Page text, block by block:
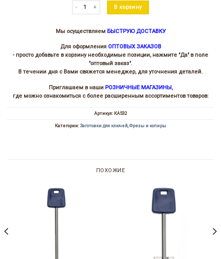
Количество товара Фреза вертикальная конусная
В корзину
Мы осуществляем БЫСТРУЮ ДОСТАВКУ
Для оформления ОПТОВЫХ ЗАКАЗОВ
- просто добавьте в корзину необходимые позиции, нажмите "Да" в поле
"оптовый заказ".
В течении дня с Вами свяжется менеджер, для уточнения деталей.
Приглашаем в наши РОЗНИЧНЫЕ МАГАЗИНЫ,
где можно ознакомиться с более расширенным ассортиментов товаров:
Артикул: КА532
Категории: Заготовки для ключей,Фрезы и копиры
ПОХОЖИЕ